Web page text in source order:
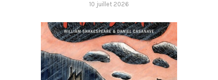
10 juillet 2026